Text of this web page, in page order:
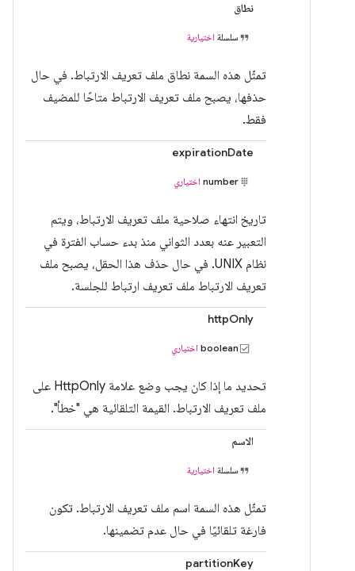
نطاق
سلسلة اختيارية
تمثّل هذه السمة نطاق ملف تعريف الارتباط. في حال
حذفها، يصبح ملف تعريف الارتباط متاحًا للمضيف
فقط.
expirationDate
number اختياري
تاريخ انتهاء صلاحية ملف تعريف الارتباط، ويتم
التعبير عنه بعدد الثواني منذ بدء حساب الفترة في
نظام UNIX. في حال حذف هذا الحقل، يصبح ملف
تعريف الارتباط ملف تعريف ارتباط للجلسة.
httpOnly
boolean اختياري
تحديد ما إذا كان يجب وضع علامة HttpOnly على
ملف تعريف الارتباط. القيمة التلقائية هي "خطأ".
الاسم
سلسلة اختيارية
تمثّل هذه السمة اسم ملف تعريف الارتباط. تكون
فارغة تلقائيًا في حال عدم تضمينها.
partitionKey